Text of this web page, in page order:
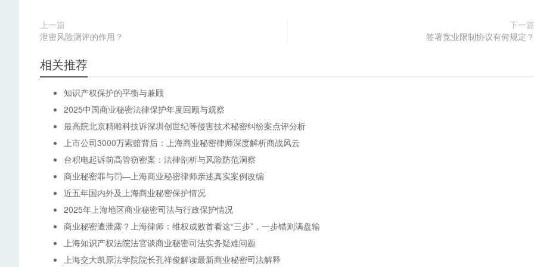
上一篇
泄密风险测评的作用？
下一篇
签署竞业限制协议有何规定？
相关推荐
知识产权保护的平衡与兼顾
2025中国商业秘密法律保护年度回顾与观察
最高院北京精雕科技诉深圳创世纪等侵害技术秘密纠纷案点评分析
上市公司3000万索赔背后：上海商业秘密律师深度解析商战风云
台积电起诉前高管窃密案：法律剖析与风险防范洞察
商业秘密罪与罚—上海商业秘密律师亲述真实案例改编
近五年国内外及上海商业秘密保护情况
2025年上海地区商业秘密司法与行政保护情况
商业秘密遭泄露？上海律师：维权成败首看这“三步”，一步错则满盘输
上海知识产权法院法官谈商业秘密司法实务疑难问题
上海交大凯原法学院院长孔祥俊解读最新商业秘密司法解释